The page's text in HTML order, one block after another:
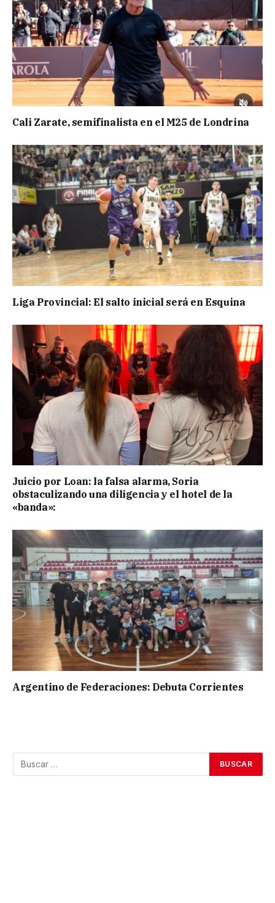
Cali Zarate, semifinalista en el M25 de Londrina
Liga Provincial: El salto inicial será en Esquina
Juicio por Loan: la falsa alarma, Soria
obstaculizando una diligencia y el hotel de la
«banda»:
Argentino de Federaciones: Debuta Corrientes